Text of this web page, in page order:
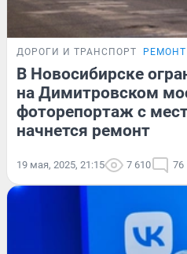
ДОРОГИ И ТРАНСПОРТ
В Новосибирске
на Димитровском
фоторепортаж с
начнется ремонт
19 мая, 2025, 21:15 7 610 76